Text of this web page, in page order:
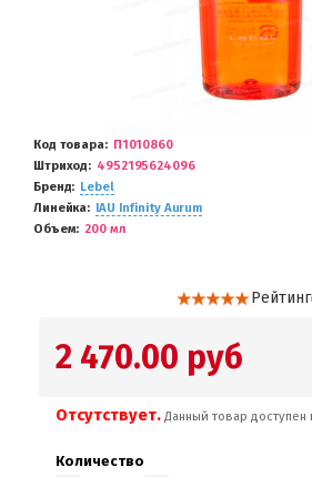
Код товара
П1010860
Штриход
4952195624096
Бренд
Lebel
Линейка
IAU Infinity Aurum
Объем
200 мл
Рейтинг
2 470.00 руб
Отсутствует. Данный товар доступен
Количество